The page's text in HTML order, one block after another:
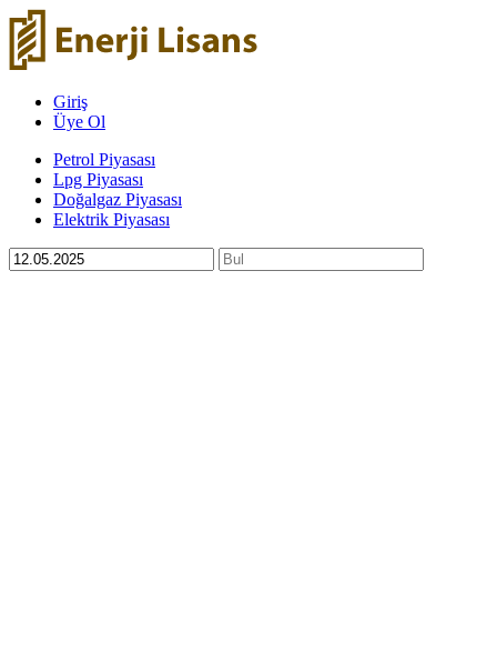
Giriş
Üye Ol
Petrol Piyasası
Lpg Piyasası
Doğalgaz Piyasası
Elektrik Piyasası